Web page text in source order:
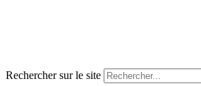
Rechercher sur le site